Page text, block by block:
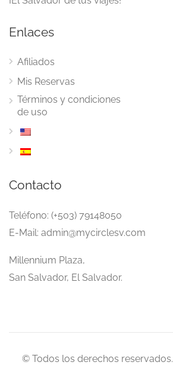
Enlaces
Afiliados
Mis Reservas
Términos y condiciones
de uso
Contacto
Teléfono: (+503) 79148050
E-Mail: admin@mycirclesv.com
Millennium Plaza,
San Salvador, El Salvador.
© Todos los derechos